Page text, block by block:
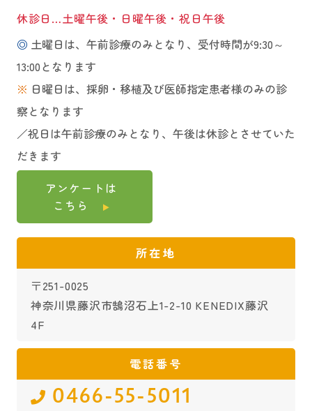
ェクト「水素分子処置によるヒト精子
臨床泌尿器科12月号 73巻13号 P992-9
97
中田久美子
2019
【学会発表】Portable WiFiが発生する
磁波保護精液持ち込み容器の開発
第64回日本生殖医学会
中田久美子
【シンポジウム】「こんなのあったら
いいな 生殖医療におけるnew technol
ogy, new device」極少数精子凍結コン
応用まで
第64回日本生殖医学会学術講演会
中田久美子
第39回日本受精着床学会学術講演会（2
山下直樹、吉田 雅人、篠田 真理、河野
博臣、甲斐義輝、中嶋 直綱
2021
【学会発表】精子中心体に依存する紡
錘体形成機構がヒト2細胞期胚で頻発す
第62回日本卵子学会学術集会（2021年6
月オンデマンド配信）学術奨励賞受賞
甲斐義輝、河野博臣、山下直樹
【学会発表】デキストラン添加凍結融
解液使用による凍結胚盤胞移植成績の
評価
月オンデマンド配信）
河野 博臣、陳 默、越智 梓、高井 彩、
阿部 睦、飯村 裕規、中嶋 直綱、篠田
micro pronucleus in 2.1 pronuclear zyg
otes by using time-lapse images.
ESHRE 38th annual meeting (2022 Jul)
a Y, Abe M, Ochi A, Chen M, Yamashita
【学会発表】タイムラプスインキュベ
ータ（TL）の使用による培養環境の安
定化は胚の発育を改善する
第63回日本卵子学会学術集会（2022年5
月）
越智 梓、河野 博臣、高井 彩、阿部
真理、吉田 雅人、山下 直樹
2022
【講演】ヒトの第一卵割時における紡
The 12th Congress of the Asia Pacific
Initiative on Reproduction (7-10 Septe
mber 2023, Adelaide)
Kawano H, Takai A, Abe M, Iimura Y, N
akajima N, Chen M, Ochi A, Shinoda M,
Yoshida M, Yamashita N.
2023
【学会発表】ヒト胚盤胞の発生能、母
体年齢、Gardnerスコアによる分類に共
通して発現変動する遺伝子の同定
第41回日本受精着床学会学術講演会（2
023年7月仙台）
甲斐義輝、Hailiang Mei、河野博臣、中
嶋直綱、高井彩、公文麻美、井上梓、
【学会発表】iDAScoreはPGT-Aの結果
を予測するために有効な因子になる
第65回日本卵子学会学術集会（2024年5
河野 博臣、高井 彩、阿部 睦、飯村 裕
規、陳 默、山内 啓弘、小出 有紗、篠田
真理、吉田 雅人、山下 直樹
2024
【学会発表】多血小板血漿における着
第23回再生医療学会（2024年3月）
山内 啓弘、河野 博臣、山下 直樹
【講師】第29回日本臨床エンブリオロ
ジスト学会ワークショップ PIEZO-ICSI
（2024年1月）
ter single embryo transfer
第70回日本生殖医学会（2025年4月）
小出 有紗、河野 博臣、高井 彩、阿部
睦、飯村 裕規、陳 默、山内 啓弘、チュ
イメイ、落合 恵子、篠田 真理、吉田 雅
人、山下 直樹
2025
（2025年3月）
河野 博臣
【講師】扶桑薬品工業 神奈川ART WEB
セミナー（2025年2月）
河野 博臣
2025
ジスト学会ワークショップ Biopsy（20
25年1月）
河野 博臣
休診日…土曜午後・日曜午後・祝日午後
◎ 土曜日は、午前診療のみとなり、受付時間が9:30～
13:00となります
※ 日曜日は、採卵・移植及び医師指定患者様のみの診
察となります
／祝日は午前診療のみとなり、午後は休診とさせていた
だきます
アンケートは
こちら
所在地
〒251-0025
神奈川県藤沢市鵠沼石上1-2-10 KENEDIX藤沢
4F
電話番号
0466-55-5011